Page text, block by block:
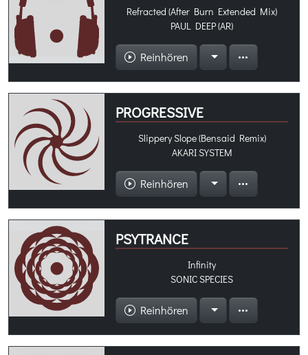
Refracted (After Burn Extended Mix)
PAUL DEEP (AR)
Reinhören
PROGRESSIVE
Slippery Slope (Bensaid Remix)
AKARI SYSTEM
Reinhören
PSYTRANCE
Infinity
SONIC SPECIES
Reinhören